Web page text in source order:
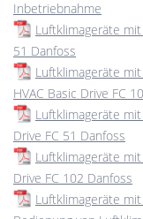
Inbetriebnahme
Luftklimageräte
51 Danfoss
Luftklimageräte
HVAC Basic Drive FC
Luftklimageräte
Drive FC 51 Danfoss
Luftklimageräte
Drive FC 102 Danfoss
Luftklimageräte